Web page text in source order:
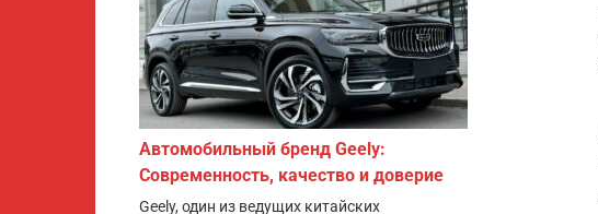
Автомобильный бренд Geely:
Современность, качество и доверие
Geely, один из ведущих китайских